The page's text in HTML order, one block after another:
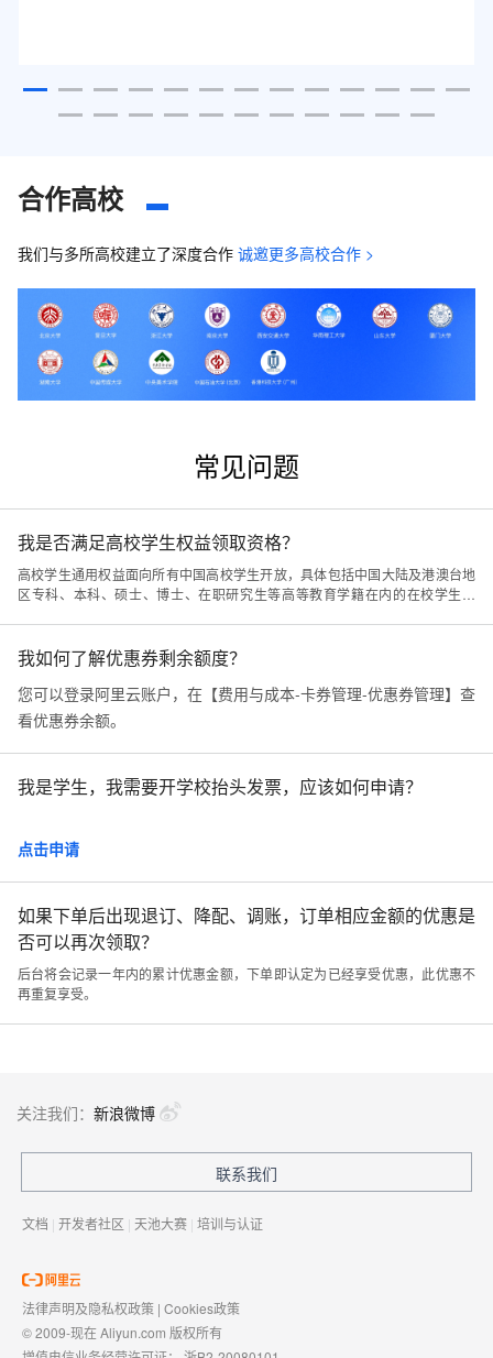
合作高校
我们与多所高校建立了深度合作 诚邀更多高校合作 >
常见问题
我是否满足高校学生权益领取资格？
高校学生通用权益面向所有中国高校学生开放，具体包括中国大陆及港澳台地
区专科、本科、硕士、博士、在职研究生等高等教育学籍在内的在校学生人
我如何了解优惠券剩余额度？
您可以登录阿里云账户，在【费用与成本-卡券管理-优惠券管理】查
看优惠券余额。
我是学生，我需要开学校抬头发票，应该如何申请？
点击申请
如果下单后出现退订、降配、调账，订单相应金额的优惠是
否可以再次领取？
后台将会记录一年内的累计优惠金额，下单即认定为已经享受优惠，此优惠不
再重复享受。
关注我们： 新浪微博
联系我们
文档 | 开发者社区 | 天池大赛 | 培训与认证
法律声明及隐私权政策 | Cookies政策
© 2009-现在 Aliyun.com 版权所有